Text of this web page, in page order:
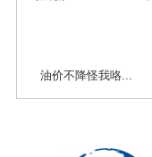
油价不降怪我咯...